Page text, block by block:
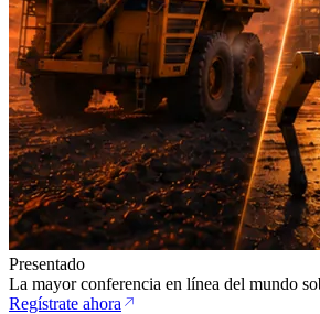
Presentado
La mayor conferencia en línea del mundo
Regístrate ahora